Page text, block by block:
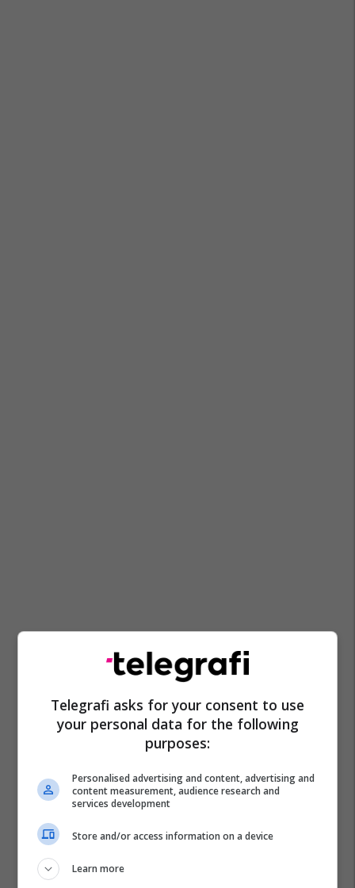
Telegrafi asks for your consent to use
your personal data for the following
purposes:
Personalised advertising and content, advertising and
content measurement, audience research and
services development
Store and/or access information on a device
Learn more